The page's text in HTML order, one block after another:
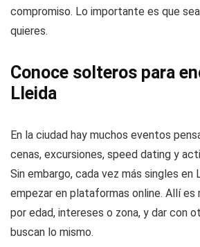
compromiso. Lo importante es que
quieres.
Conoce solteros para
Lleida
En la ciudad hay muchos eventos
cenas, excursiones, speed dating y
Sin embargo, cada vez más singles en
empezar en plataformas online. Allí
por edad, intereses o zona, y dar con
buscan lo mismo.